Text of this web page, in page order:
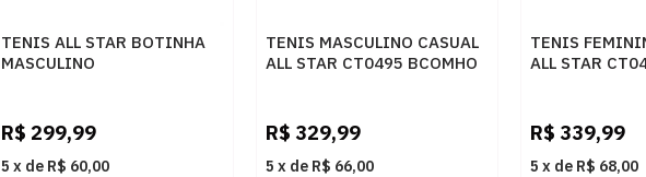
TENIS ALL STAR BOTINHA
MASCULINO
R$ 299,99
5 x de R$ 60,00
TENIS MASCULINO CASUAL
ALL STAR CT0495 BCOMHO
R$ 329,99
5 x de R$ 66,00
TENIS
ALL STAR
R$ 339,99
5 x de R$ 68,00